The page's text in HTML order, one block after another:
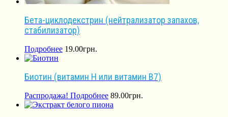
Бета-циклодекстрин (нейтрализатор запахов,
стабилизатор)
Подробнее 19.00грн.
Биотин (витамин Н или витамин В7)
Распродажа! Подробнее 89.00грн.